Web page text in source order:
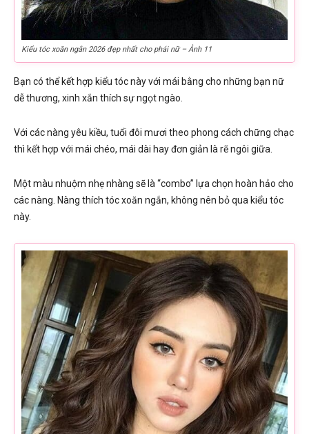
Kiểu tóc xoăn ngắn 2026 đẹp nhất cho phái nữ – Ảnh 11
Bạn có thể kết hợp kiểu tóc này với mái bằng cho những bạn nữ
dễ thương, xinh xắn thích sự ngọt ngào.
Với các nàng yêu kiều, tuổi đôi mươi theo phong cách chững chạc
thì kết hợp với mái chéo, mái dài hay đơn giản là rẽ ngôi giữa.
Một màu nhuộm nhẹ nhàng sẽ là “combo” lựa chọn hoàn hảo cho
các nàng. Nàng thích tóc xoăn ngắn, không nên bỏ qua kiểu tóc
này.